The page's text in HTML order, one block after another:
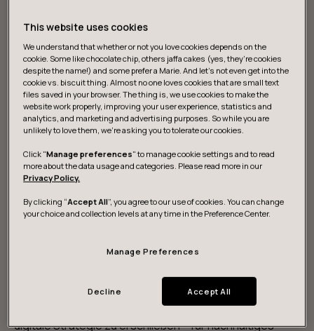
Was wir tun
Wir unterstützen Sie dabei, wertvolle Daten für Ihre
digitale Strategie zu erschließen – für nachhaltiges
This website uses cookies
We understand that whether or not you love cookies depends on the
cookie. Some like chocolate chip, others jaffa cakes (yes, they’re cookies
despite the name!) and some prefer a Marie. And let's not even get into the
cookie vs. biscuit thing. Almost no one loves cookies that are small text
files saved in your browser. The thing is, we use cookies to make the
website work properly, improving your user experience, statistics and
analytics, and marketing and advertising purposes. So while you are
unlikely to love them, we’re asking you to tolerate our cookies.
Click "Manage preferences" to manage cookie settings and to read
more about the data usage and categories. Please read more in our
Privacy Policy.
By clicking “Accept All”, you agree to our use of cookies. You can change
your choice and collection levels at any time in the Preference Center.
Manage Preferences
Decline Accept All